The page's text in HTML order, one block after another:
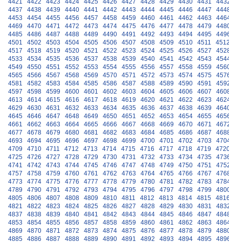
4421 4422 4423 4424 4425 4426 4427 4428 4429 4430 4431
4437
4438 4439 4440 4441 4442 4443 4444 4445 4446 4447
4453
4454 4455 4456 4457 4458 4459 4460 4461 4462 4463
4469
4470 4471 4472 4473 4474 4475 4476 4477 4478 4479
4485
4486 4487 4488 4489 4490 4491 4492 4493 4494 4495
4501
4502 4503 4504 4505 4506 4507 4508 4509 4510 4511
4517
4518 4519 4520 4521 4522 4523 4524 4525 4526 4527
4533
4534 4535 4536 4537 4538 4539 4540 4541 4542 4543
4549
4550 4551 4552 4553 4554 4555 4556 4557 4558 4559
4565
4566 4567 4568 4569 4570 4571 4572 4573 4574 4575
4581
4582 4583 4584 4585 4586 4587 4588 4589 4590 4591
4597
4598 4599 4600 4601 4602 4603 4604 4605 4606 4607
4613
4614 4615 4616 4617 4618 4619 4620 4621 4622 4623
4629
4630 4631 4632 4633 4634 4635 4636 4637 4638 4639
4645
4646 4647 4648 4649 4650 4651 4652 4653 4654 4655
4661
4662 4663 4664 4665 4666 4667 4668 4669 4670 4671
4677
4678 4679 4680 4681 4682 4683 4684 4685 4686 4687
4693
4694 4695 4696 4697 4698 4699 4700 4701 4702 4703
4709
4710 4711 4712 4713 4714 4715 4716 4717 4718 4719
4725
4726 4727 4728 4729 4730 4731 4732 4733 4734 4735
4741
4742 4743 4744 4745 4746 4747 4748 4749 4750 4751
4757
4758 4759 4760 4761 4762 4763 4764 4765 4766 4767
4773
4774 4775 4776 4777 4778 4779 4780 4781 4782 4783
4789
4790 4791 4792 4793 4794 4795 4796 4797 4798 4799
4805
4806 4807 4808 4809 4810 4811 4812 4813 4814 4815
4821
4822 4823 4824 4825 4826 4827 4828 4829 4830 4831
4837
4838 4839 4840 4841 4842 4843 4844 4845 4846 4847
4853
4854 4855 4856 4857 4858 4859 4860 4861 4862 4863
4869
4870 4871 4872 4873 4874 4875 4876 4877 4878 4879
4885
4886 4887 4888 4889 4890 4891 4892 4893 4894 4895